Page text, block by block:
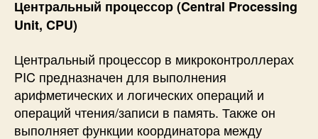
Центральный процессор (Central Processing
Unit, CPU)
Центральный процессор в микроконтроллерах
PIC предназначен для выполнения
арифметических и логических операций и
операций чтения/записи в память. Также он
выполняет функции координатора между